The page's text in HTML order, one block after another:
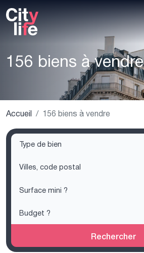
156 biens à vendre
Accueil 156 biens à vendre
Rechercher